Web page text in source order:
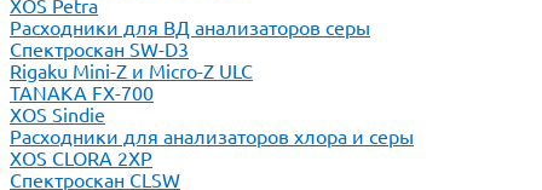
XOS Petra
Расходники для ВД анализаторов серы
Спектроскан SW-D3
Rigaku Mini-Z и Micro-Z ULC
TANAKA FX-700
XOS Sindie
Расходники для анализаторов хлора и серы
XOS CLORA 2XP
Спектроскан CLSW